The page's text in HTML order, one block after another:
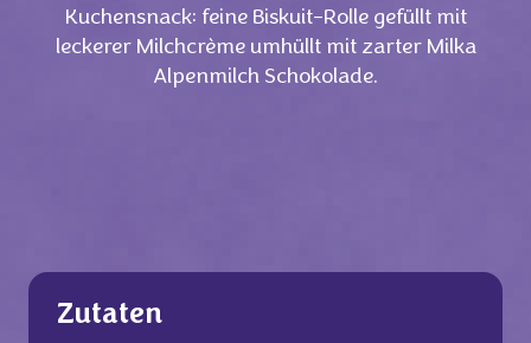
Kuchensnack: feine Biskuit-Rolle gefüllt mit
leckerer Milchcrème umhüllt mit zarter Milka
Alpenmilch Schokolade.
Zutaten